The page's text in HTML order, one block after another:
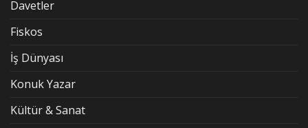
Davetler
Fiskos
İş Dünyası
Konuk Yazar
Kültür & Sanat